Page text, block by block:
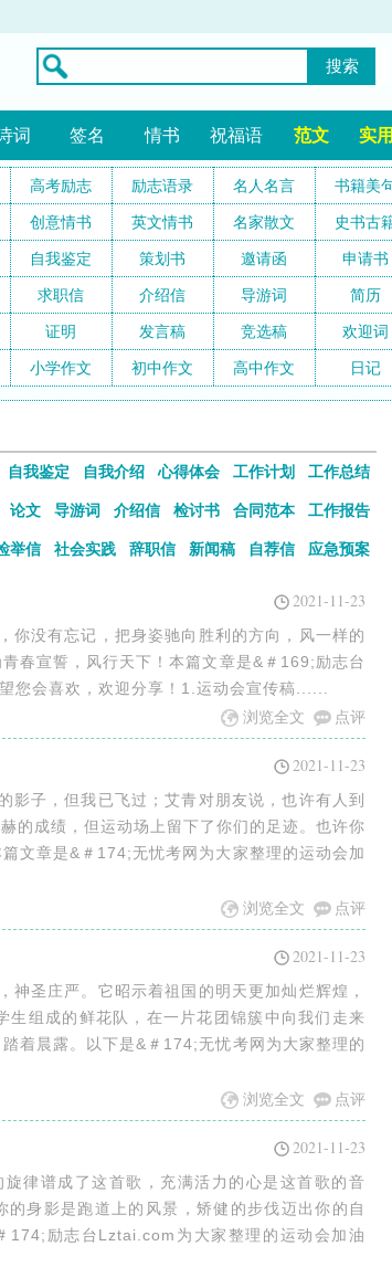
搜索
词 签名 情书 祝福语 范文 实
高考励志 励志语录 名人名言 书籍美
创意情书 英文情书 名家散文 史书古
自我鉴定 策划书 邀请函 申请书
求职信 介绍信 导游词 简历
证明 发言稿 竞选稿 欢迎词
小学作文 初中作文 高中作文 日记
工作总结
工作计划
心得体会
自我介绍
自我鉴定
工作报告
合同范本
检讨书
介绍信
导游词
论文
应急预案
自荐信
新闻稿
辞职信
社会实践
举信
2021-11-23
你没有忘记，把身姿驰向胜利的方向，风一样的
春宣誓，风行天下！本篇文章是&＃169;励志台
您会喜欢，欢迎分享！1.运动会宣传稿......
浏览全文 点评
2021-11-23
影子，但我已飞过；艾青对朋友说，也许有人到
的成绩，但运动场上留下了你们的足迹。也许你
文章是&＃174;无忧考网为大家整理的运动会加
浏览全文 点评
2021-11-23
神圣庄严。它昭示着祖国的明天更加灿烂辉煌，
组成的鲜花队，在一片花团锦簇中向我们走来
着晨露。以下是&＃174;无忧考网为大家整理的
浏览全文 点评
2021-11-23
律谱成了这首歌，充满活力的心是这首歌的音
身影是跑道上的风景，矫健的步伐迈出你的自
174;励志台Lztai.com为大家整理的运动会加油